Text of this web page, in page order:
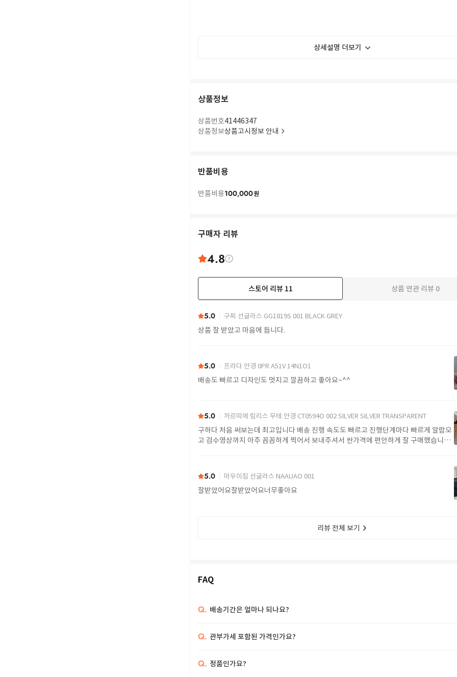
상세설명 더보기
상품정보
상품번호41446347
상품정보상품고시정보 안내
반품비용
반품비용100,000원
구매자 리뷰
4.8
스토어 리뷰 11 상품 연관 리뷰 0
5.0 구찌 선글라스 GG1819S 001 BLACK GREY
상품 잘 받았고 마음에 듭니다.
5.0 프라다 안경 0PR A51V 14N1O1
배송도 빠르고 디자인도 멋지고 깔끔하고 좋아요~^^
5.0 까르띠에 림리스 무테 안경 CT0594O 002 SILVER SILVER TRANSPARENT
구하다 처음 써보는데 최고입니다 배송 진행 속도도 빠르고 진행단계마다 빠르게 알람오
고 검수영상까지 아주 꼼꼼하게 찍어서 보내주셔서 싼가격에 편안하게 잘 구매했습니다.
5.0 마우이짐 선글라스 NAAUAO 001
잘받았어요잘받았어요너무좋아요
리뷰 전체 보기
FAQ
Q. 배송기간은 얼마나 되나요?
Q. 관부가세 포함된 가격인가요?
Q. 정품인가요?